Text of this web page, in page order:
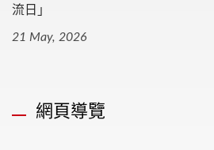
流日」
21 May, 2026
網頁導覽